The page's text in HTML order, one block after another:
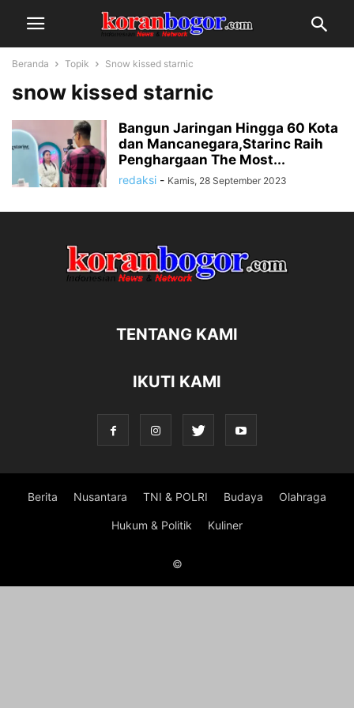
Beranda Topik Snow kissed starnic
snow kissed starnic
Bangun Jaringan Hingga 60 Kota
dan Mancanegara,Starinc Raih
Penghargaan The Most...
redaksi - Kamis, 28 September 2023
TENTANG KAMI
IKUTI KAMI
Berita Nusantara TNI & POLRI Budaya Olahraga
Hukum & Politik Kuliner
©